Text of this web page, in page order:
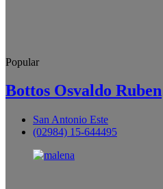
Popular
Bottos Osvaldo Ruben
San Antonio Este
(02984) 15-644495